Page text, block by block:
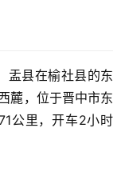
盂县在榆社县的东
麓，位于晋中市东
公里，开车2小时